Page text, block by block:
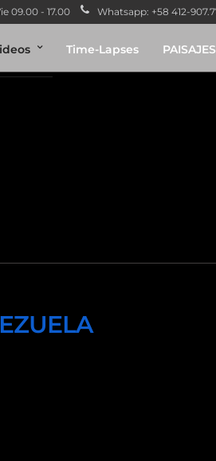
09.00 - 17.00 Whatsapp: +58 412-
Time-Lapses PAISAJES